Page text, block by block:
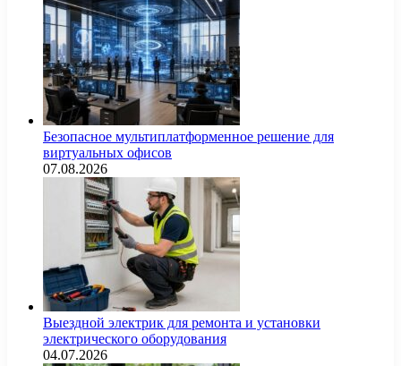
Безопасное мультиплатформенное решение для
виртуальных офисов
07.08.2026
Выездной электрик для ремонта и установки
электрического оборудования
04.07.2026